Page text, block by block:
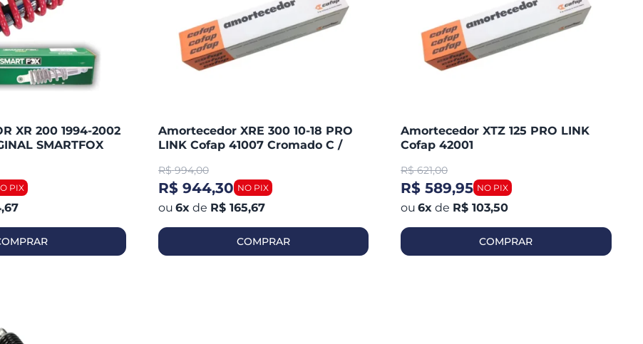
XR 200 1994-2002
SMARTFOX
Amortecedor XRE 300 10-18 PRO
LINK Cofap 41007 Cromado C /
R$ 994,00
R$ 944,30
6x de R$ 165,67
COMPRAR
Amortecedor XTZ 125 PRO LINK
Cofap 42001
R$ 621,00
R$ 589,95
6x de R$ 103,50
COMPRAR